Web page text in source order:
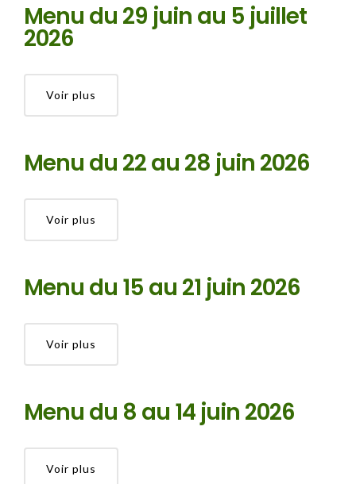
Menu du 29 juin au 5 juillet
2026
Voir plus
Menu du 22 au 28 juin 2026
Voir plus
Menu du 15 au 21 juin 2026
Voir plus
Menu du 8 au 14 juin 2026
Voir plus